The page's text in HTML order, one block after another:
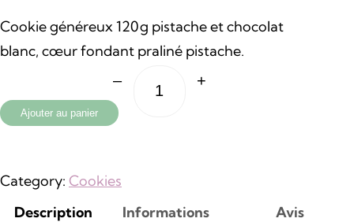
r
x
n
r
x
c
Cookie généreux 120 g pistache et chocolat
blanc, cœur fondant praliné pistache.
Quantité
– +
Ajouter au panier
Category: Cookies
Description
Informations
Avis